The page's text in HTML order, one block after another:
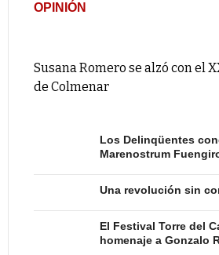
OPINIÓN
Susana Romero se alzó con el
de Colmenar
Los Delinqüentes
Marenostrum
Una revolución sin
El Festival Torre del
homenaje a Gonzalo